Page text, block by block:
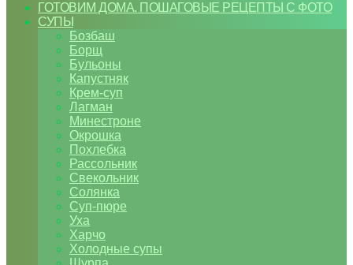
ГОТОВИМ ДОМА. ПОШАГОВЫЕ РЕЦЕПТЫ С ФОТО
СУПЫ
Бозбаш
Борщ
Бульоны
Капустняк
Крем-суп
Лагман
Минестроне
Окрошка
Похлебка
Рассольник
Свекольник
Солянка
Суп-пюре
Уха
Харчо
Холодные супы